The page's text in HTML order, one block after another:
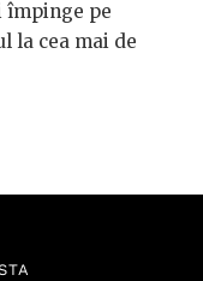
împinge pe
la cea mai de